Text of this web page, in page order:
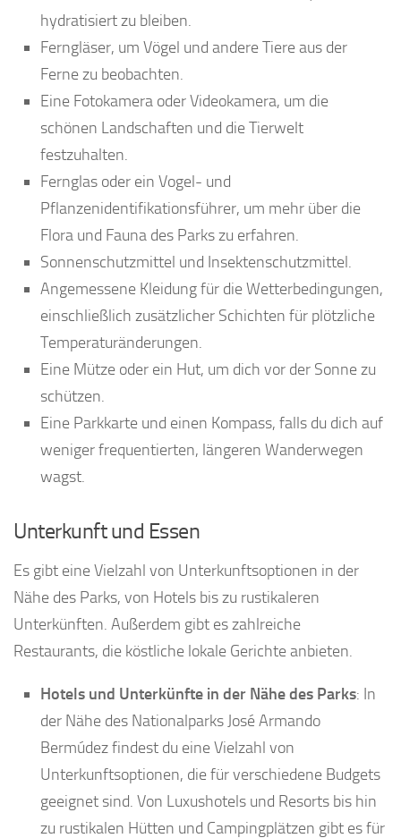
hydratisiert zu bleiben.
Ferngläser, um Vögel und andere Tiere aus der
Ferne zu beobachten.
Eine Fotokamera oder Videokamera, um die
schönen Landschaften und die Tierwelt
festzuhalten.
Fernglas oder ein Vogel- und
Pflanzenidentifikationsführer, um mehr über die
Flora und Fauna des Parks zu erfahren.
Sonnenschutzmittel und Insektenschutzmittel.
Angemessene Kleidung für die Wetterbedingungen,
einschließlich zusätzlicher Schichten für plötzliche
Temperaturänderungen.
Eine Mütze oder ein Hut, um dich vor der Sonne zu
schützen.
Eine Parkkarte und einen Kompass, falls du dich auf
weniger frequentierten, längeren Wanderwegen
wagst.
Unterkunft und Essen
Es gibt eine Vielzahl von Unterkunftsoptionen in der
Nähe des Parks, von Hotels bis zu rustikaleren
Unterkünften. Außerdem gibt es zahlreiche
Restaurants, die köstliche lokale Gerichte anbieten.
Hotels und Unterkünfte in der Nähe des Parks: In
der Nähe des Nationalparks José Armando
Bermúdez findest du eine Vielzahl von
Unterkunftsoptionen, die für verschiedene Budgets
geeignet sind. Von Luxushotels und Resorts bis hin
zu rustikalen Hütten und Campingplätzen gibt es für